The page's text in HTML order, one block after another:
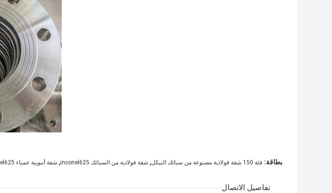
بطاقة: فئة 150 شفة فولاذية مصنوعة من سبائك النيكل , شفة فولاذية من السبائك inconel625 , شفة أنبوبية عمياء inconel625
تفاصيل الاتصال